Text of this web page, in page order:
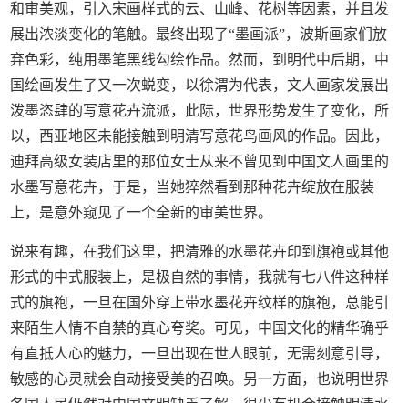
和审美观，引入宋画样式的云、山峰、花树等因素，并且发
展出浓淡变化的笔触。最终出现了“墨画派”，波斯画家们放
弃色彩，纯用墨笔黑线勾绘作品。然而，到明代中后期，中
国绘画发生了又一次蜕变，以徐渭为代表，文人画家发展出
泼墨恣肆的写意花卉流派，此际，世界形势发生了变化，所
以，西亚地区未能接触到明清写意花鸟画风的作品。因此，
迪拜高级女装店里的那位女士从来不曾见到中国文人画里的
水墨写意花卉，于是，当她猝然看到那种花卉绽放在服装
上，是意外窥见了一个全新的审美世界。
说来有趣，在我们这里，把清雅的水墨花卉印到旗袍或其他
形式的中式服装上，是极自然的事情，我就有七八件这种样
式的旗袍，一旦在国外穿上带水墨花卉纹样的旗袍，总能引
来陌生人情不自禁的真心夸奖。可见，中国文化的精华确乎
有直抵人心的魅力，一旦出现在世人眼前，无需刻意引导，
敏感的心灵就会自动接受美的召唤。另一方面，也说明世界